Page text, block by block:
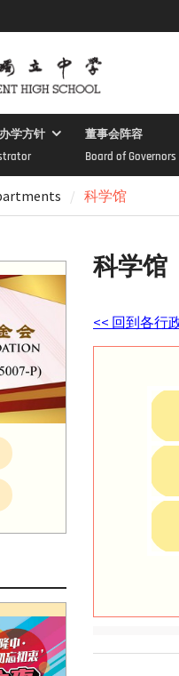
学方针
董事会阵容
Board of Governors
科学馆
科学馆
<< 回到各行